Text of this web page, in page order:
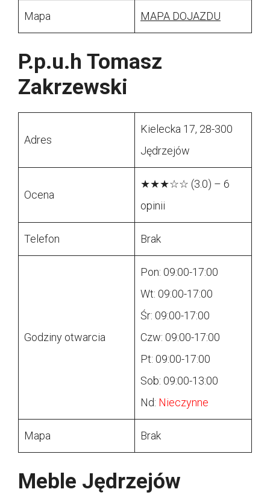
Mapa MAPA DOJAZDU
P.p.u.h Tomasz
Zakrzewski
Adres
Kielecka 17, 28-300
Jędrzejów
Ocena
★★★☆☆ (3.0) – 6
opinii
Telefon Brak
Godziny otwarcia
Pon: 09:00-17:00
Wt: 09:00-17:00
Śr: 09:00-17:00
Czw: 09:00-17:00
Pt: 09:00-17:00
Sob: 09:00-13:00
Nd: Nieczynne
Mapa Brak
Meble Jędrzejów